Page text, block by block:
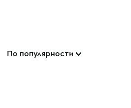
По популярности